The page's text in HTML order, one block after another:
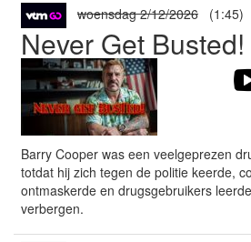
woensdag 2/12/2026 (1:45)
Never Get Busted!
Barry Cooper was een veelgeprezen
totdat hij zich tegen de politie keerde,
ontmaskerde en drugsgebruikers
verbergen.